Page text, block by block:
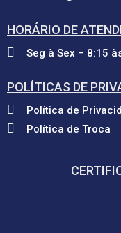
HORÁRIO DE
Seg à Sex – 8:15
POLÍTICAS DE
Política de
Política de Troca